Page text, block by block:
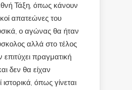
Τάξη, όπως κάνουν
απατεώνες του
ο αγώνας θα ήταν
αλλά στο τέλος
επιτύχει πραγματική
δεν θα είχαν
ιστορικά, όπως γίνεται